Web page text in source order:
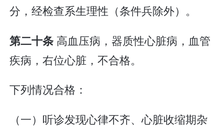
分，经检查系生理性（条件兵除外）。
第二十条 高血压病，器质性心脏病，血管
疾病，右位心脏，不合格。
下列情况合格：
（一）听诊发现心律不齐、心脏收缩期杂